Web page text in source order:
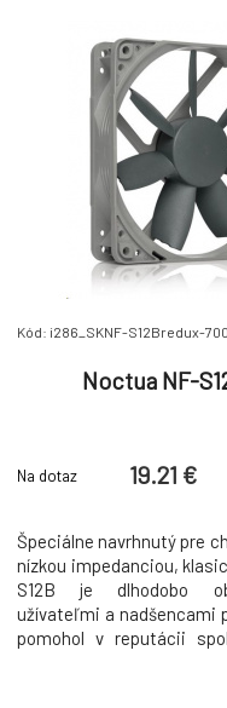
Kód: i286_SKNF-S12Bredux-700
Noctua NF-
Na dotaz 19.21 €
Špeciálne navrhnutý pre
nízkou impedanciou,
S12B je dlhodobo
užívateľmi a nadšencami
pomohol v reputácii